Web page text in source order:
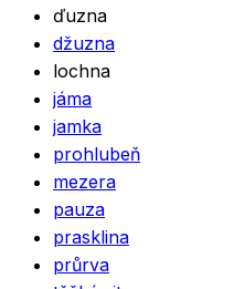
ďuzna
džuzna
lochna
jáma
jamka
prohlubeň
mezera
pauza
prasklina
průrva